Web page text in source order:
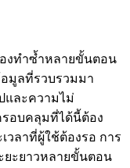
งทำซ้ำหลายขั้นตอน
มูลที่รวบรวมมา
และความไม่
อบคลุมที่ได้นี้ต้อง
วลาที่ผู้ใช้ต้องรอ การ
ยะยาวหลายขั้นตอน